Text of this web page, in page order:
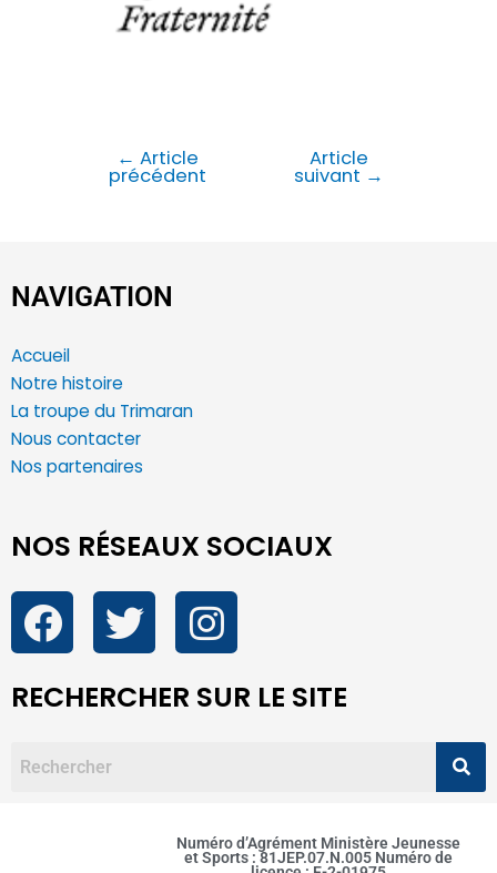
← Article
précédent
Article
suivant →
NAVIGATION
Accueil
Notre histoire
La troupe du Trimaran
Nous contacter
Nos partenaires
NOS RÉSEAUX SOCIAUX
RECHERCHER SUR LE SITE
Numéro d’Agrément Ministère Jeunesse
et Sports : 81JEP.07.N.005 Numéro de